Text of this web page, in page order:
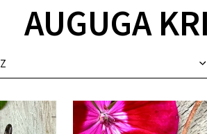
AUGUGA